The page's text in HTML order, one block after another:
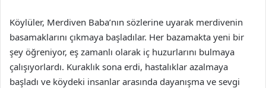
Köylüler, Merdiven Baba’nın sözlerine uyarak merdivenin
basamaklarını çıkmaya başladılar. Her bazamakta yeni bir
şey öğreniyor, eş zamanlı olarak iç huzurlarını bulmaya
çalışıyorlardı. Kuraklık sona erdi, hastalıklar azalmaya
başladı ve köydeki insanlar arasında dayanışma ve sevgi